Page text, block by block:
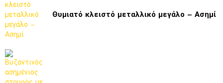
Θυμιατό κλειστό μεταλλικό μεγάλο – Ασημί